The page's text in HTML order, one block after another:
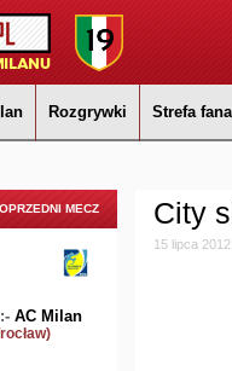
Rozgrywki Strefa fana
MECZ
AC Milan
City
15 lipca